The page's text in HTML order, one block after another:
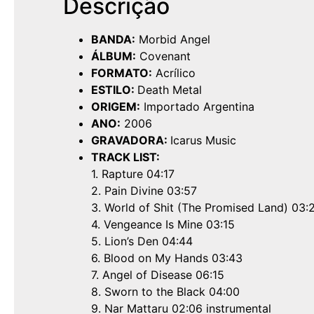
Descrição
BANDA: Morbid Angel
ÁLBUM: Covenant
FORMATO: Acrílico
ESTILO: Death Metal
ORIGEM: Importado Argentina
ANO: 2006
GRAVADORA: Icarus Music
TRACK LIST:
1. Rapture 04:17
2. Pain Divine 03:57
3. World of Shit (The Promised Land)
4. Vengeance Is Mine 03:15
5. Lion’s Den 04:44
6. Blood on My Hands 03:43
7. Angel of Disease 06:15
8. Sworn to the Black 04:00
9. Nar Mattaru 02:06 instrumental